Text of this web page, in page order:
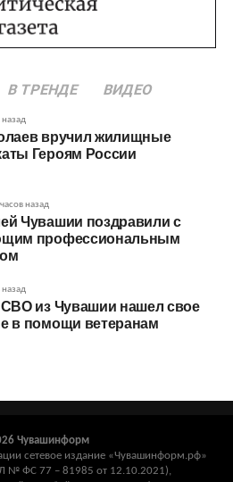
В ТРЕНДЕ ВИДЕО
назад
вручил жилищные
Героям России
назад
Чувашии поздравили с
профессиональным
назад
СВО из Чувашии нашел свое
в помощи ветеранам
Чувашинформ
сетевое издание «Чувашинформ.рф»
№ ФС 77 – 81985 от 12.10.2021),